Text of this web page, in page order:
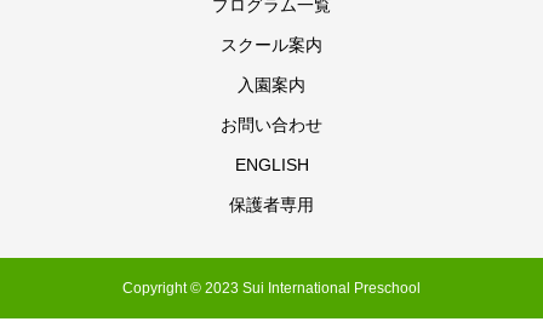
プログラム一覧
スクール案内
入園案内
お問い合わせ
ENGLISH
保護者専用
Copyright © 2023 Sui International Preschool